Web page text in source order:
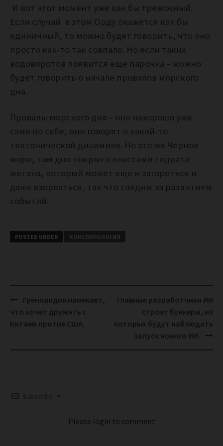
И вот этот момент уже как бы тревожный.
Если случай в этом Орду окажется как бы
единичный, то можно будет говорить, что оно
просто как-то так совпало. Но если таких
водоворотов появится еще парочка – можно
будет говорить о начале провалов морского
дна.
Провалы морского дна – оно нехорошо уже
само по себе, они говорят о какой-то
тектонической динамике. Но это же Черное
море, там дно покрыто пластами гидрата
метана, который может еще и загореться и
даже взорваться, так что следим за развитием
событий.
POSTED UNDER КОНСПИРОЛОГИЯ
Post
navigation
Гренландия намекает,
что хочет дружить с
Китаем против США.
Главные разработчики ИИ
строят бункеры, из
которых будут наблюдать
запуск нового ИИ.
Please login to comment